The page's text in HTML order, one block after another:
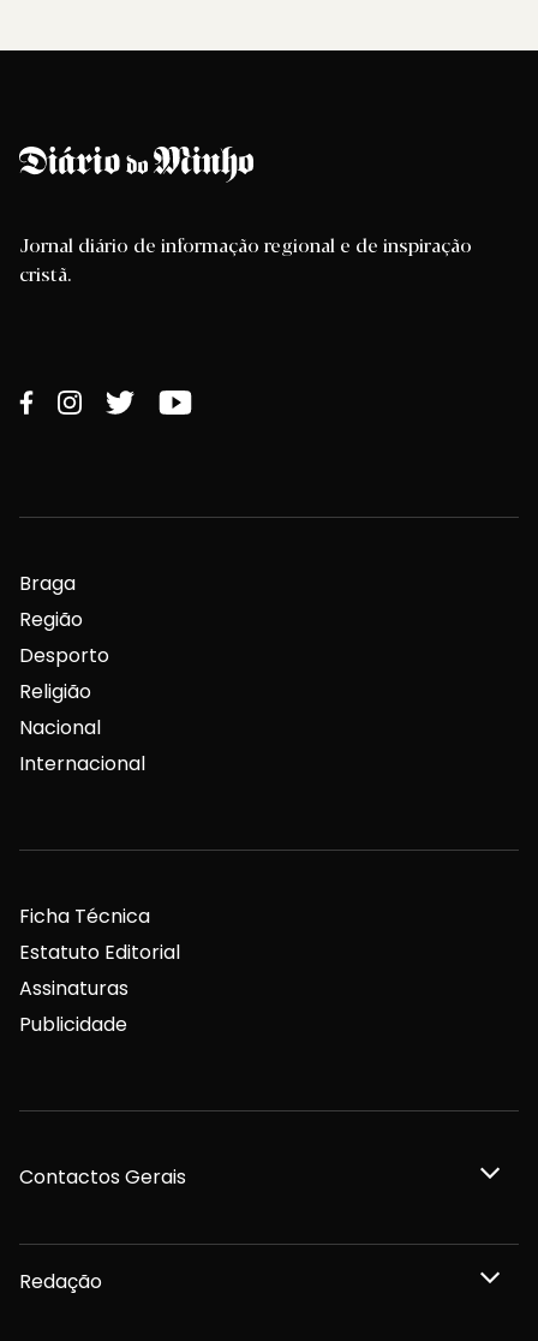
Jornal diário de informação regional e de inspiração
cristã.
Braga
Região
Desporto
Religião
Nacional
Internacional
Ficha Técnica
Estatuto Editorial
Assinaturas
Publicidade
Contactos Gerais
Redação